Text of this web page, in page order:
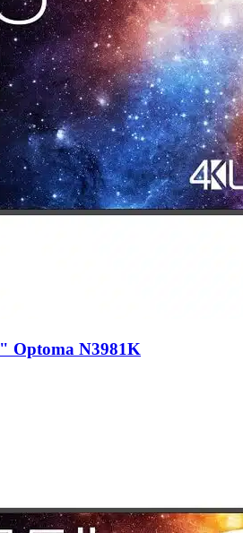
מסך לשילוט דיגיטלי 98" Optoma N3981K